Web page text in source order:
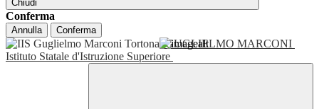
Chiudi
Conferma
Annulla Conferma
GUGLIELMO MARCONI
Istituto Statale d'Istruzione Superiore